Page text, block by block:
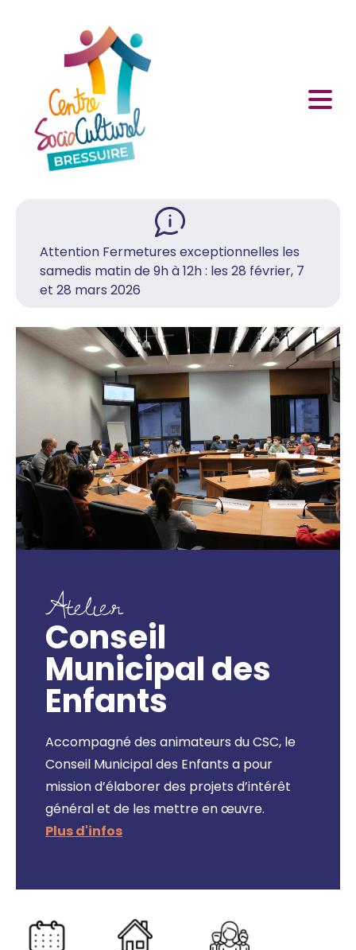
Attention Fermetures exceptionnelles les
samedis matin de 9h à 12h : les 28 février, 7
et 28 mars 2026
Atelier
Conseil
Municipal des
Enfants
Accompagné des animateurs du CSC, le
Conseil Municipal des Enfants a pour
mission d’élaborer des projets d’intérêt
général et de les mettre en œuvre.